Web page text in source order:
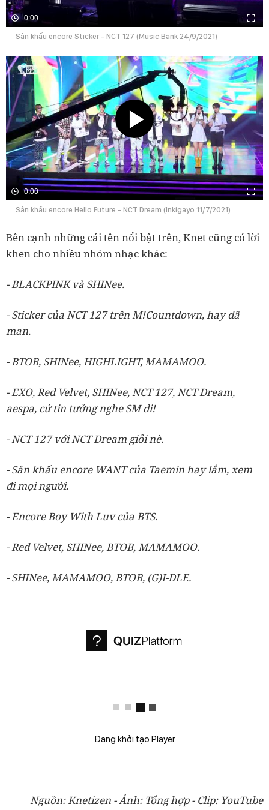
0:00
Sân khấu encore Sticker - NCT 127 (Music Bank 24/9/2021)
0:00
Sân khấu encore Hello Future - NCT Dream (Inkigayo 11/7/2021)
Bên cạnh những cái tên nổi bật trên, Knet cũng có lời
khen cho nhiều nhóm nhạc khác:
- BLACKPINK và SHINee.
-Sticker của NCT 127 trên M!Countdown, hay dã
man.
- BTOB, SHINee, HIGHLIGHT, MAMAMOO.
- EXO, Red Velvet, SHINee, NCT 127, NCT Dream,
aespa, cứ tin tưởng nghe SM đi!
- NCT 127 với NCT Dream giỏi nè.
- Sân khấu encore WANT của Taemin hay lắm, xem
đi mọi người.
- Encore Boy With Luv của BTS.
- Red Velvet, SHINee, BTOB, MAMAMOO.
- SHINee, MAMAMOO, BTOB, (G)I-DLE.
Đang khởi tạo Player
Nguồn: Knetizen - Ảnh: Tổng hợp - Clip: YouTube